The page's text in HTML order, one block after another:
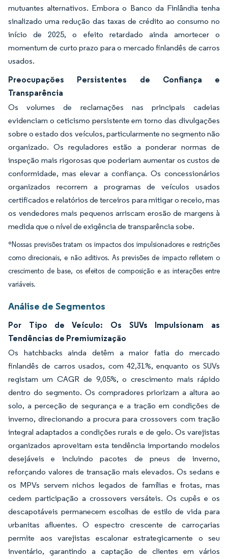
mutuantes alternativos. Embora o Banco da Finlândia tenha
sinalizado uma redução das taxas de crédito ao consumo no
início de 2025, o efeito retardado ainda amortecer o
momentum de curto prazo para o mercado finlandês de carros
usados.
Preocupações Persistentes de Confiança e
Transparência
Os volumes de reclamações nas principais cadeias
evidenciam o ceticismo persistente em torno das divulgações
sobre o estado dos veículos, particularmente no segmento não
organizado. Os reguladores estão a ponderar normas de
inspeção mais rigorosas que poderiam aumentar os custos de
conformidade, mas elevar a confiança. Os concessionários
organizados recorrem a programas de veículos usados
certificados e relatórios de terceiros para mitigar o receio, mas
os vendedores mais pequenos arriscam erosão de margens à
medida que o nível de exigência de transparência sobe.
*Nossas previsões tratam os impactos dos impulsionadores e restrições
como direcionais, e não aditivos. As previsões de impacto refletem o
crescimento de base, os efeitos de composição e as interações entre
variáveis.
Análise de Segmentos
Por Tipo de Veículo: Os SUVs Impulsionam as
Tendências de Premiumização
Os hatchbacks ainda detêm a maior fatia do mercado
finlandês de carros usados, com 42,31%, enquanto os SUVs
registam um CAGR de 9,05%, o crescimento mais rápido
dentro do segmento. Os compradores priorizam a altura ao
solo, a perceção de segurança e a tração em condições de
inverno, direcionando a procura para crossovers com tração
integral adaptados a condições rurais e de gelo. Os varejistas
organizados aproveitam esta tendência importando modelos
desejáveis e incluindo pacotes de pneus de inverno,
reforçando valores de transação mais elevados. Os sedans e
os MPVs servem nichos legados de famílias e frotas, mas
cedem participação a crossovers versáteis. Os cupês e os
descapotáveis permanecem escolhas de estilo de vida para
urbanitas afluentes. O espectro crescente de carroçarias
permite aos varejistas escalonar estrategicamente o seu
inventário, garantindo a captação de clientes em vários